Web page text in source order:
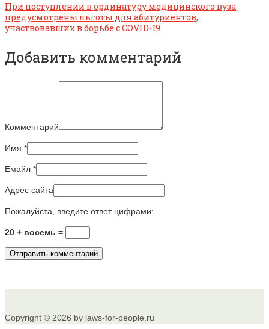
При поступлении в ординатуру медицинского вуза
предусмотрены льготы для абитуриентов,
участвовавших в борьбе с COVID-19
Добавить комментарий
Комментарий
Имя *
Емайл *
Адрес сайта
Пожалуйста, введите ответ цифрами:
20 + восемь =
Copyright © 2026 by laws-for-people.ru